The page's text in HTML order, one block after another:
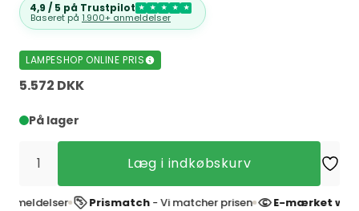
4,9 / 5 på Trustpilot ★ ★ ★ ★ ★
Baseret på 1.900+ anmeldelser
LAMPESHOP ONLINE PRIS
5.572 DKK
På lager
Læg i indkøbskurv
Prismatch- Vi matcher prisen E-mærket